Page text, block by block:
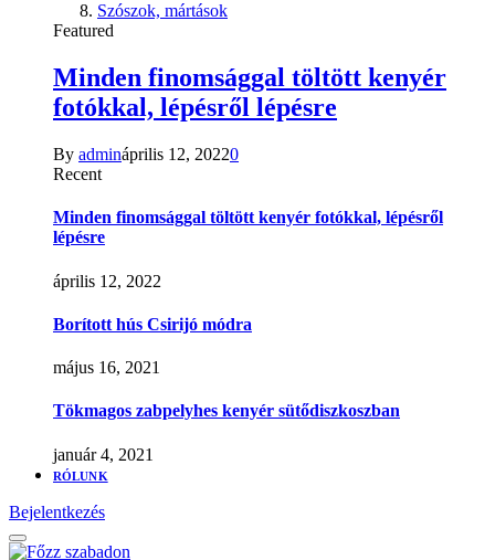
Szószok, mártások
Featured
Minden finomsággal töltött kenyér
fotókkal, lépésről lépésre
By admináprilis 12, 20220
Recent
Minden finomsággal töltött kenyér fotókkal, lépésről
lépésre
április 12, 2022
Borított hús Csirijó módra
május 16, 2021
Tökmagos zabpelyhes kenyér sütődiszkoszban
január 4, 2021
RÓLUNK
Bejelentkezés